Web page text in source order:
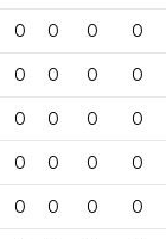
0 0 0 0
0 0 0 0
0 0 0 0
0 0 0 0
0 0 0 0